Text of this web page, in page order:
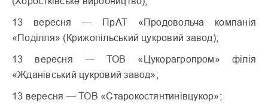
13 вересня — ПрАТ «Продовольча компанія
«Поділля» (Крижопільський цукровий завод);
13 вересня — ТОВ «Цукорагропром» філія
«Жданівський цукровий завод»;
13 вересня — ТОВ «Старокостянтинівцукор»;